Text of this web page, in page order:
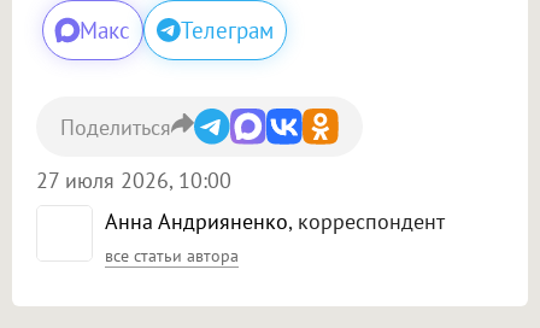
Макс Телеграм
Анна Андрияненко, корреспондент
все статьи автора
27 июля 2026, 10:00
Поделиться